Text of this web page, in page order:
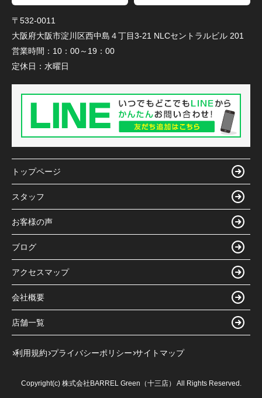
〒532-0011
大阪府大阪市淀川区西中島４丁目3-21 NLCセントラルビル 201
営業時間： 10：00～19：00
定休日： 水曜日
トップページ
スタッフ
お客様の声
ブログ
アクセスマップ
会社概要
店舗一覧
利用規約 プライバシーポリシー サイトマップ
Copyright(c) 株式会社BARREL Green（十三店） All Rights Reserved.